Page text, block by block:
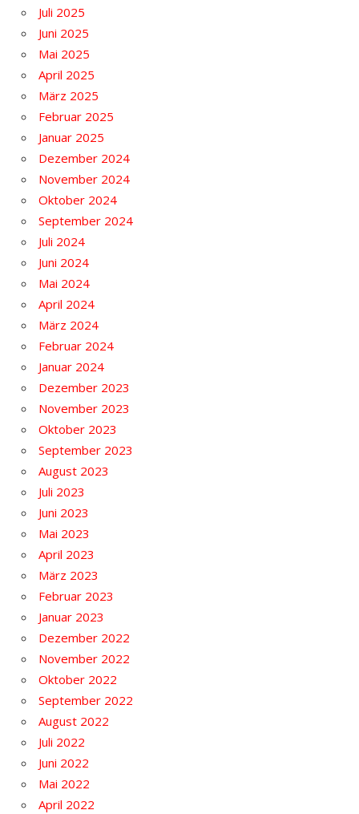
Juli 2025
Juni 2025
Mai 2025
April 2025
März 2025
Februar 2025
Januar 2025
Dezember 2024
November 2024
Oktober 2024
September 2024
Juli 2024
Juni 2024
Mai 2024
April 2024
März 2024
Februar 2024
Januar 2024
Dezember 2023
November 2023
Oktober 2023
September 2023
August 2023
Juli 2023
Juni 2023
Mai 2023
April 2023
März 2023
Februar 2023
Januar 2023
Dezember 2022
November 2022
Oktober 2022
September 2022
August 2022
Juli 2022
Juni 2022
Mai 2022
April 2022